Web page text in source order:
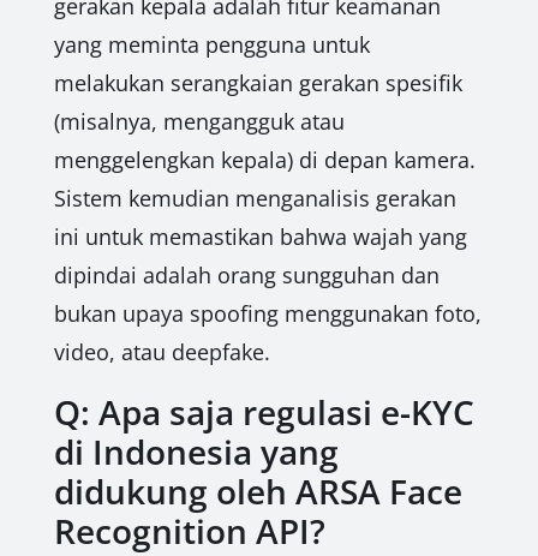
gerakan kepala adalah fitur keamanan
yang meminta pengguna untuk
melakukan serangkaian gerakan spesifik
(misalnya, mengangguk atau
menggelengkan kepala) di depan kamera.
Sistem kemudian menganalisis gerakan
ini untuk memastikan bahwa wajah yang
dipindai adalah orang sungguhan dan
bukan upaya spoofing menggunakan foto,
video, atau deepfake.
Q: Apa saja regulasi e-KYC
di Indonesia yang
didukung oleh ARSA Face
Recognition API?